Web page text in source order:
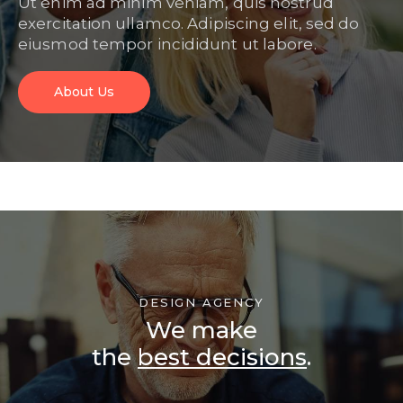
exercitation ullamco. Adipiscing elit, sed do
eiusmod tempor incididunt ut labore.
About Us
DESIGN AGENCY
We make
thebest decisions.